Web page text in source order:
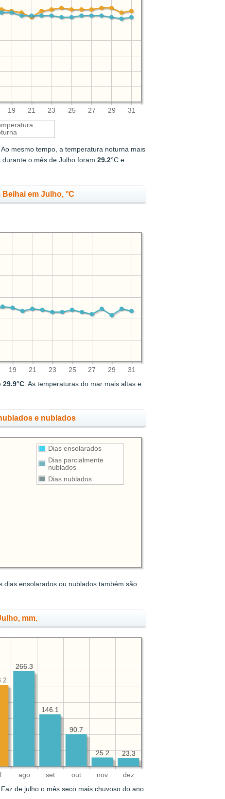
19 21 23 25 27 29 31
Ao mesmo tempo, a temperatura noturna mais
durante o mês de Julho foram29.2°C e
em Julho, °C
19 21 23 25 27 29 31
29.9°C. As temperaturas do mar mais altas e
e nublados
Dias ensolarados
Dias parcialmente
nublados
Dias nublados
dias ensolarados ou nublados também são
mm.
ago set out nov dez
23.3
25.2
90.7
146.1
266.3
23.3
25.2
90.7
146.1
266.3
Faz de julho o mês seco mais chuvoso do ano.